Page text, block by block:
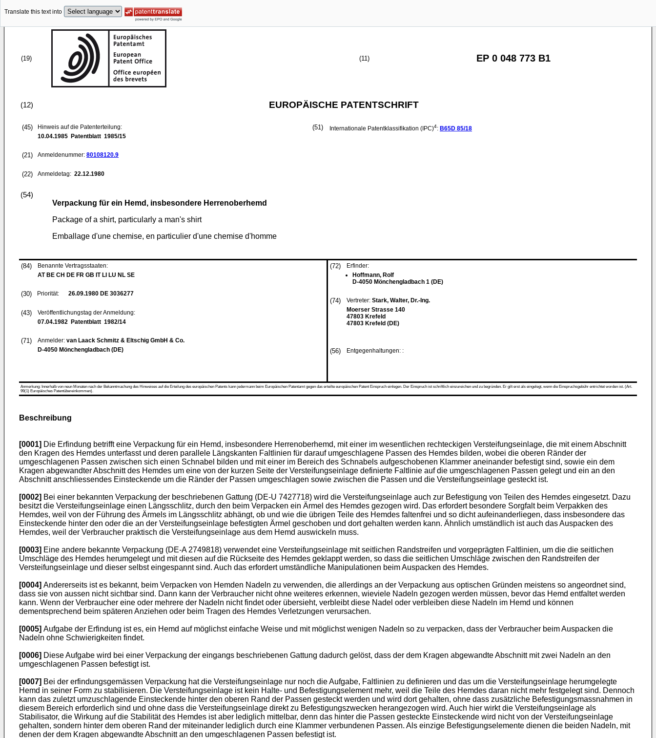
Translate this text into
(19) (11) EP 0 048 773 B1
(12) EUROPÄISCHE PATENTSCHRIFT
(45)
Hinweis auf die Patenterteilung:
10.04.1985 Patentblatt 1985/15
(21) Anmeldenummer: 80108120.9
(22) Anmeldetag: 22.12.1980
(51) Internationale Patentklassifikation (IPC)4: B65D 85/18
(54)
Verpackung für ein Hemd, insbesondere Herrenoberhemd
Package of a shirt, particularly a man's shirt
Emballage d'une chemise, en particulier d'une chemise d'homme
(84)
Benannte Vertragsstaaten:
AT BE CH DE FR GB IT LI LU NL SE
(30) Priorität: 26.09.1980 DE 3036277
(43)
Veröffentlichungstag der Anmeldung:
07.04.1982 Patentblatt 1982/14
(71) Anmelder: van Laack Schmitz & Eltschig GmbH & Co.
D-4050 Mönchengladbach (DE)
(72)
Erfinder:
Hoffmann, Rolf
D-4050 Mönchengladbach 1 (DE)
(74) Vertreter: Stark, Walter, Dr.-Ing.
Moerser Strasse 140
47803 Krefeld
47803 Krefeld (DE)
(56) Entgegenhaltungen: :
Anmerkung: Innerhalb von neun Monaten nach der Bekanntmachung des Hinweises auf die Erteilung des europäischen Patents kann jedermann beim Europäischen Patentamt gegen das erteilte europäischen Patent Einspruch einlegen. Der Einspruch ist schriftlich einzureichen und zu begründen. Er gilt erst als eingelegt, wenn die Einspruchsgebühr entrichtet worden ist. (Art.
99(1) Europäisches Patentübereinkommen).
Beschreibung
[0001] Die Erfindung betrifft eine Verpackung für ein Hemd, insbesondere Herrenoberhemd, mit einer im wesentlichen rechteckigen Versteifungseinlage, die mit einem Abschnitt
den Kragen des Hemdes unterfasst und deren parallele Längskanten Faltlinien für darauf umgeschlagene Passen des Hemdes bilden, wobei die oberen Ränder der
umgeschlagenen Passen zwischen sich einen Schnabel bilden und mit einer im Bereich des Schnabels aufgeschobenen Klammer aneinander befestigt sind, sowie ein dem
Kragen abgewandter Abschnitt des Hemdes um eine von der kurzen Seite der Versteifungseinlage definierte Faltlinie auf die umgeschlagenen Passen gelegt und ein an den
Abschnitt anschliessendes Einsteckende um die Ränder der Passen umgeschlagen sowie zwischen die Passen und die Versteifungseinlage gesteckt ist.
[0002] Bei einer bekannten Verpackung der beschriebenen Gattung (DE-U 7427718) wird die Versteifungseinlage auch zur Befestigung von Teilen des Hemdes eingesetzt. Dazu
besitzt die Versteifungseinlage einen Längsschlitz, durch den beim Verpacken ein Ärmel des Hemdes gezogen wird. Das erfordert besondere Sorgfalt beim Verpakken des
Hemdes, weil von der Führung des Ärmels im Längsschlitz abhängt, ob und wie die übrigen Teile des Hemdes faltenfrei und so dicht aufeinanderliegen, dass insbesondere das
Einsteckende hinter den oder die an der Versteifungseinlage befestigten Ärmel geschoben und dort gehalten werden kann. Ähnlich umständlich ist auch das Auspacken des
Hemdes, weil der Verbraucher praktisch die Versteifungseinlage aus dem Hemd auswickeln muss.
[0003] Eine andere bekannte Verpackung (DE-A 2749818) verwendet eine Versteifungseinlage mit seitlichen Randstreifen und vorgeprägten Faltlinien, um die die seitlichen
Umschläge des Hemdes herumgelegt und mit diesen auf die Rückseite des Hemdes geklappt werden, so dass die seitlichen Umschläge zwischen den Randstreifen der
Versteifungseinlage und dieser selbst eingespannt sind. Auch das erfordert umständliche Manipulationen beim Auspacken des Hemdes.
[0004] Andererseits ist es bekannt, beim Verpacken von Hemden Nadeln zu verwenden, die allerdings an der Verpackung aus optischen Gründen meistens so angeordnet sind,
dass sie von aussen nicht sichtbar sind. Dann kann der Verbraucher nicht ohne weiteres erkennen, wieviele Nadeln gezogen werden müssen, bevor das Hemd entfaltet werden
kann. Wenn der Verbraucher eine oder mehrere der Nadeln nicht findet oder übersieht, verbleibt diese Nadel oder verbleiben diese Nadeln im Hemd und können
dementsprechend beim späteren Anziehen oder beim Tragen des Hemdes Verletzungen verursachen.
[0005] Aufgabe der Erfindung ist es, ein Hemd auf möglichst einfache Weise und mit möglichst wenigen Nadeln so zu verpacken, dass der Verbraucher beim Auspacken die
Nadeln ohne Schwierigkeiten findet.
[0006] Diese Aufgabe wird bei einer Verpackung der eingangs beschriebenen Gattung dadurch gelöst, dass der dem Kragen abgewandte Abschnitt mit zwei Nadeln an den
umgeschlagenen Passen befestigt ist.
[0007] Bei der erfindungsgemässen Verpackung hat die Versteifungseinlage nur noch die Aufgabe, Faltlinien zu definieren und das um die Versteifungseinlage herumgelegte
Hemd in seiner Form zu stabilisieren. Die Versteifungseinlage ist kein Halte- und Befestigungselement mehr, weil die Teile des Hemdes daran nicht mehr festgelegt sind. Dennoch
kann das zuletzt umzuschlagende Einsteckende hinter den oberen Rand der Passen gesteckt werden und wird dort gehalten, ohne dass zusätzliche Befestigungsmassnahmen in
diesem Bereich erforderlich sind und ohne dass die Versteifungseinlage direkt zu Befestigungszwecken herangezogen wird. Auch hier wirkt die Versteifungseinlage als
Stabilisator, die Wirkung auf die Stabilität des Hemdes ist aber lediglich mittelbar, denn das hinter die Passen gesteckte Einsteckende wird nicht von der Versteifungseinlage
gehalten, sondern hinter dem oberen Rand der miteinander lediglich durch eine Klammer verbundenen Passen. Als einzige Befestigungselemente dienen die beiden Nadeln, mit
denen der dem Kragen abgewandte Abschnitt an den umgeschlagenen Passen befestigt ist.